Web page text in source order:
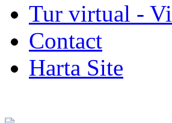
Tur virtual -
Contact
Harta Site